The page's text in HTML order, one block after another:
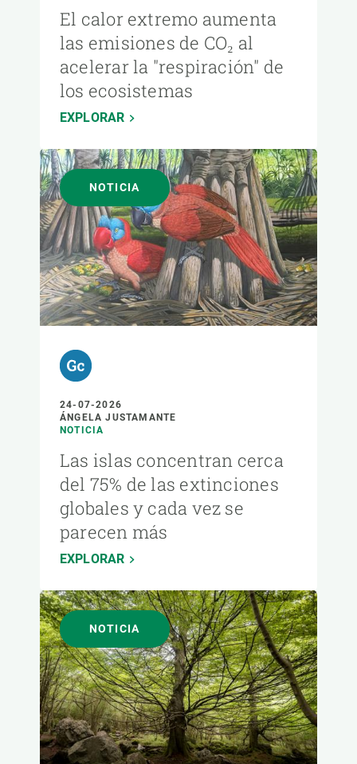
El calor extremo aumenta
las emisiones de CO₂ al
acelerar la "respiración" de
los ecosistemas
EXPLORAR
NOTICIA
24-07-2026
ÁNGELA JUSTAMANTE
NOTICIA
Las islas concentran cerca
del 75% de las extinciones
globales y cada vez se
parecen más
EXPLORAR
NOTICIA